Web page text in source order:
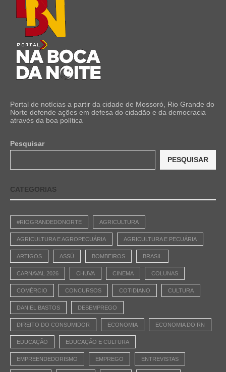
Portal de notícias a partir da cidade de Mossoró, Rio Grande do
Norte defende ações em defesa do cidadão e da democracia
através da boa política
Pesquisar
PESQUISAR
CATEGORIAS
#RIOGRANDEDONORTE AGRICULTURA
AGRICULTURA E AGROPECUÁRIA AGRICULTURA E PECUÁRIA
ARTIGOS ASSÚ BOMBEIROS BRASIL
CARNAVAL 2026 CHUVA CINEMA COLUNAS
COMÉRCIO CONCURSOS COTIDIANO CULTURA
DANIEL BASTOS DESEMPREGO
DIREITO DO CONSUMIDOR ECONOMIA ECONOMIA DO RN
EDUCAÇÃO EDUCAÇÃO E CULTURA
EMPREENDEDORISMO EMPREGO ENTREVISTAS